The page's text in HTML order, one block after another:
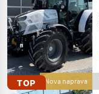
TOP Nova naprava